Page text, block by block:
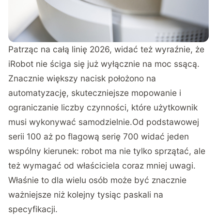
Patrząc na całą linię 2026, widać też wyraźnie, że
iRobot nie ściga się już wyłącznie na moc ssącą.
Znacznie większy nacisk położono na
automatyzację, skuteczniejsze mopowanie i
ograniczanie liczby czynności, które użytkownik
musi wykonywać samodzielnie.Od podstawowej
serii 100 aż po flagową serię 700 widać jeden
wspólny kierunek: robot ma nie tylko sprzątać, ale
też wymagać od właściciela coraz mniej uwagi.
Właśnie to dla wielu osób może być znacznie
ważniejsze niż kolejny tysiąc paskali na
specyfikacji.